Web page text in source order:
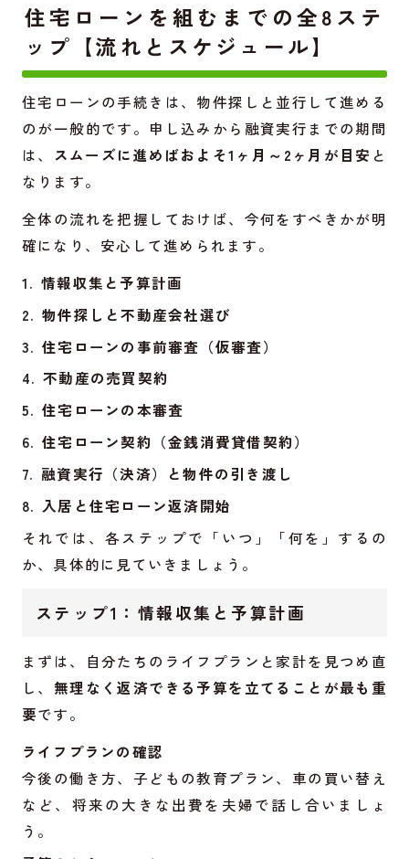
住宅ローンを組むまでの全8ステ
ップ【流れとスケジュール】
住宅ローンの手続きは、物件探しと並行して進める
のが一般的です。申し込みから融資実行までの期間
は、 スムーズに進めばおよそ1ヶ月～2ヶ月が目安 と
なります。
全体の流れを把握しておけば、今何をすべきかが明
確になり、安心して進められます。
情報収集と予算計画
物件探しと不動産会社選び
住宅ローンの事前審査（仮審査）
不動産の売買契約
住宅ローンの本審査
住宅ローン契約（金銭消費貸借契約）
融資実行（決済）と物件の引き渡し
入居と住宅ローン返済開始
それでは、各ステップで「いつ」「何を」するの
か、具体的に見ていきましょう。
ステップ1：情報収集と予算計画
まずは、自分たちのライフプランと家計を見つめ直
し、 無理なく返済できる予算を立てることが最も重
要です。
ライフプランの確認
今後の働き方、子どもの教育プラン、車の買い替え
など、将来の大きな出費を夫婦で話し合いましょ
う。